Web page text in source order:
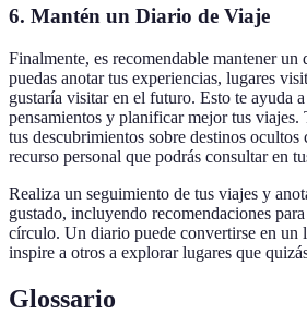
6. Mantén un Diario de Viaje
Finalmente, es recomendable mantener
puedas anotar tus experiencias, lugares
gustaría visitar en el futuro. Esto te ayuda
pensamientos y planificar mejor tus viajes.
tus descubrimientos sobre destinos ocultos
recurso personal que podrás consultar en
Realiza un seguimiento de tus viajes y
gustado, incluyendo recomendaciones
círculo. Un diario puede convertirse en un
inspire a otros a explorar lugares que
Glossario